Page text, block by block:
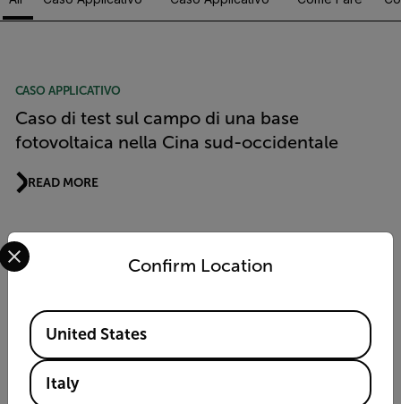
Article Listing
CASO APPLICATIVO
Caso di test sul campo di una base
fotovoltaica nella Cina sud-occidentale
READ MORE
NOTA TECNICA
risposta alle emergenze delle unità
antincendio per il rilevamento di gas
infiammabili
READ MORE
Confirm Location
Select your preferred country and language from the
Available Locations
United States
Italy